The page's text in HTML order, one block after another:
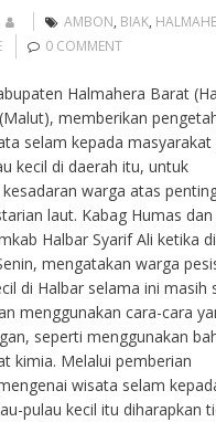
AMBON, BIAK,
0 COMMENT
Halmahera Barat
memberikan
selam kepada masyarakat
kecil di daerah itu, untuk
warga atas
laut. Kabag Humas dan
Halbar Syarif Ali ketika
mengatakan warga
di Halbar selama ini masih
menggunakan cara-cara
seperti menggunakan
kimia. Melalui pemberian
wisata selam
pulau kecil itu diharapkan